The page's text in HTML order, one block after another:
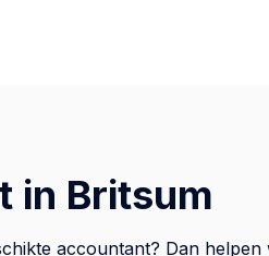
in Britsum
accountant? Dan helpen